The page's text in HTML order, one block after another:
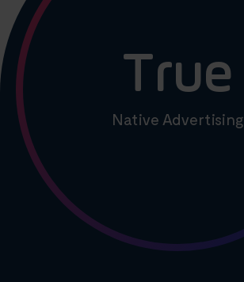
True
Native Advertising